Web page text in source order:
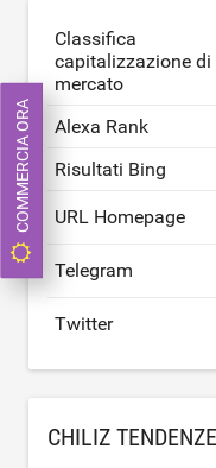
Classifica
capitalizzazione di
mercato
Alexa Rank
Risultati Bing
URL Homepage
Telegram
Twitter
CHILIZ
COMMERCIA ORA